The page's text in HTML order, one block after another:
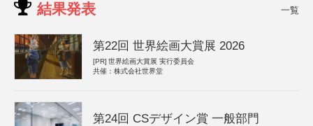
結果発表 一覧
第22回 世界絵画大賞展 2026
[PR] 世界絵画大賞展 実行委員会
共催：株式会社世界堂
第24回 CSデザイン賞 一般部門